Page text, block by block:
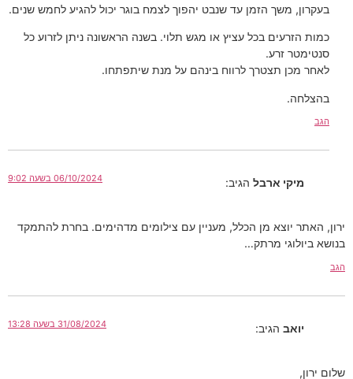
בעקרון, משך הזמן עד שנבט יהפוך לצמח בוגר יכול להגיע לחמש שנים.
כמות הזרעים בכל עציץ או מגש תלוי. בשנה הראשונה ניתן לזרוע כל
סנטימטר זרע.
לאחר מכן תצטרך לרווח בינהם על מנת שיתפתחו.
בהצלחה.
הגב
מיקי ארבל הגיב: 06/10/2024 בשעה 9:02
ירון, האתר יוצא מן הכלל, מעניין עם צילומים מדהימים. בחרת להתמקד
בנושא ביולוגי מרתק…
הגב
יואב הגיב: 31/08/2024 בשעה 13:28
שלום ירון,